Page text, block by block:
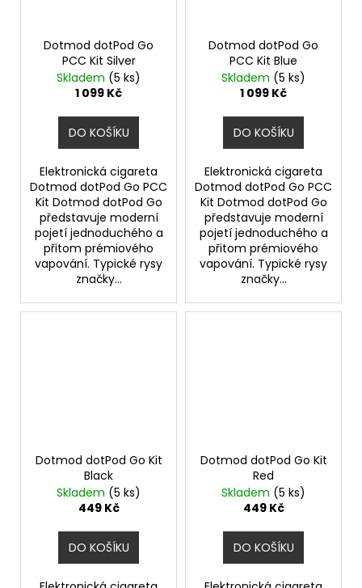
Dotmod dotPod Go
PCC Kit Silver
Skladem (5 ks)
1 099 Kč
DO KOŠÍKU
Elektronická cigareta
Dotmod dotPod Go PCC
Kit Dotmod dotPod Go
představuje moderní
pojetí jednoduchého a
přitom prémiového
vapování. Typické rysy
značky...
Dotmod dotPod Go
PCC Kit Blue
Skladem (5 ks)
1 099 Kč
DO KOŠÍKU
Elektronická cigareta
Dotmod dotPod Go PCC
Kit Dotmod dotPod Go
představuje moderní
pojetí jednoduchého a
přitom prémiového
vapování. Typické rysy
značky...
Dotmod dotPod Go Kit
Black
Skladem (5 ks)
449 Kč
DO KOŠÍKU
Dotmod dotPod Go Kit
Red
Skladem (5 ks)
449 Kč
DO KOŠÍKU